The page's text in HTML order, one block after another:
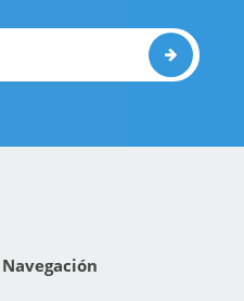
Navegación